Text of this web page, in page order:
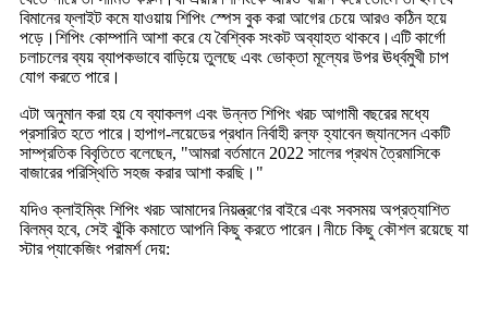
বিমানের ফ্লাইট কমে যাওয়ায় শিপিং স্পেস বুক করা আগের চেয়ে আরও কঠিন হয়ে
পড়ে।শিপিং কোম্পানি আশা করে যে বৈশ্বিক সংকট অব্যাহত থাকবে।এটি কার্গো
চলাচলের ব্যয় ব্যাপকভাবে বাড়িয়ে তুলছে এবং ভোক্তা মূল্যের উপর ঊর্ধ্বমুখী চাপ
যোগ করতে পারে।
এটা অনুমান করা হয় যে ব্যাকলগ এবং উন্নত শিপিং খরচ আগামী বছরের মধ্যে
প্রসারিত হতে পারে।হাপাগ-লয়েডের প্রধান নির্বাহী রল্ফ হ্যাবেন জ্যানসেন একটি
সাম্প্রতিক বিবৃতিতে বলেছেন, "আমরা বর্তমানে 2022 সালের প্রথম ত্রৈমাসিকে
বাজারের পরিস্থিতি সহজ করার আশা করছি।"
যদিও ক্লাইম্বিং শিপিং খরচ আমাদের নিয়ন্ত্রণের বাইরে এবং সবসময় অপ্রত্যাশিত
বিলম্ব হবে, সেই ঝুঁকি কমাতে আপনি কিছু করতে পারেন।নীচে কিছু কৌশল রয়েছে যা
স্টার প্যাকেজিং পরামর্শ দেয়: